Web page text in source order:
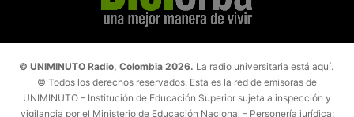
© UNIMINUTO Radio, Colombia 2026. La radio universitaria está aquí.
© Todos los derechos reservados. Esta es la red de emisoras de
UNIMINUTO – Institución de Educación Superior sujeta a inspección y
vigilancia por el Ministerio de Educación Nacional – Personería jurídica: